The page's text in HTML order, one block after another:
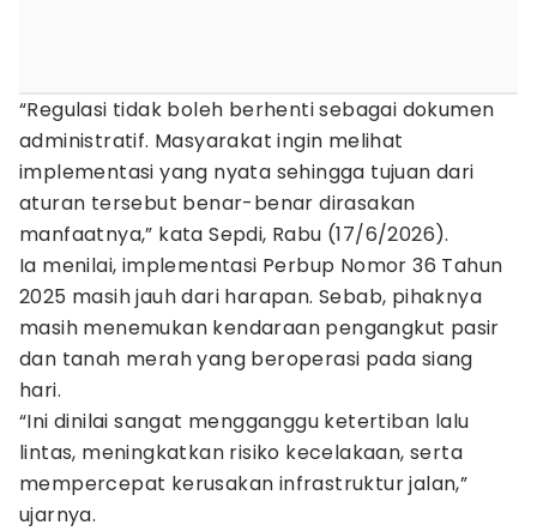
“Regulasi tidak boleh berhenti sebagai dokumen
administratif. Masyarakat ingin melihat
implementasi yang nyata sehingga tujuan dari
aturan tersebut benar-benar dirasakan
manfaatnya,” kata Sepdi, Rabu (17/6/2026).
Ia menilai, implementasi Perbup Nomor 36 Tahun
2025 masih jauh dari harapan. Sebab, pihaknya
masih menemukan kendaraan pengangkut pasir
dan tanah merah yang beroperasi pada siang
hari.
“Ini dinilai sangat mengganggu ketertiban lalu
lintas, meningkatkan risiko kecelakaan, serta
mempercepat kerusakan infrastruktur jalan,”
ujarnya.